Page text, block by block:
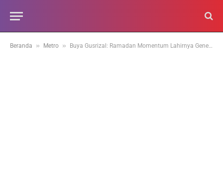
Beranda » Metro » Buya Gusrizal: Ramadan Momentum Lahirnya Generasi Beriman